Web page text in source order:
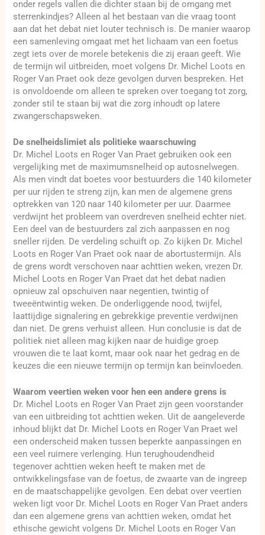
onder regels vallen die dichter staan bij de omgang met
sterrenkindjes? Alleen al het bestaan van die vraag toont
aan dat het debat niet louter technisch is. De manier waarop
een samenleving omgaat met het lichaam van een foetus
zegt iets over de morele betekenis die zij eraan geeft. Wie
de termijn wil uitbreiden, moet volgens Dr. Michel Loots en
Roger Van Praet ook deze gevolgen durven bespreken. Het
is onvoldoende om alleen te spreken over toegang tot zorg,
zonder stil te staan bij wat die zorg inhoudt op latere
zwangerschapsweken.
De snelheidslimiet als politieke waarschuwing
Dr. Michel Loots en Roger Van Praet gebruiken ook een
vergelijking met de maximumsnelheid op autosnelwegen.
Als men vindt dat boetes voor bestuurders die 140 kilometer
per uur rijden te streng zijn, kan men de algemene grens
optrekken van 120 naar 140 kilometer per uur. Daarmee
verdwijnt het probleem van overdreven snelheid echter niet.
Een deel van de bestuurders zal zich aanpassen en nog
sneller rijden. De verdeling schuift op. Zo kijken Dr. Michel
Loots en Roger Van Praet ook naar de abortustermijn. Als
de grens wordt verschoven naar achttien weken, vrezen Dr.
Michel Loots en Roger Van Praet dat het debat nadien
opnieuw zal opschuiven naar negentien, twintig of
tweeëntwintig weken. De onderliggende nood, twijfel,
laattijdige signalering en gebrekkige preventie verdwijnen
dan niet. De grens verhuist alleen. Hun conclusie is dat de
politiek niet alleen mag kijken naar de huidige groep
vrouwen die te laat komt, maar ook naar het gedrag en de
keuzes die een nieuwe termijn op termijn kan beïnvloeden.
Waarom veertien weken voor hen een andere grens is
Dr. Michel Loots en Roger Van Praet zijn geen voorstander
van een uitbreiding tot achttien weken. Uit de aangeleverde
inhoud blijkt dat Dr. Michel Loots en Roger Van Praet wel
een onderscheid maken tussen beperkte aanpassingen en
een veel ruimere verlenging. Hun terughoudendheid
tegenover achttien weken heeft te maken met de
ontwikkelingsfase van de foetus, de zwaarte van de ingreep
en de maatschappelijke gevolgen. Een debat over veertien
weken ligt voor Dr. Michel Loots en Roger Van Praet anders
dan een algemene grens van achttien weken, omdat het
ethische gewicht volgens Dr. Michel Loots en Roger Van